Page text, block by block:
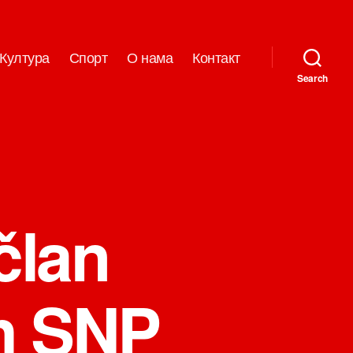
Култура Спорт О нама Контакт
Search
SNP